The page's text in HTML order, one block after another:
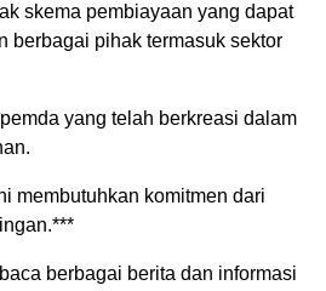
skema pembiayaan yang dapat
berbagai pihak termasuk sektor
yang telah berkreasi dalam
membutuhkan komitmen dari
berbagai berita dan informasi